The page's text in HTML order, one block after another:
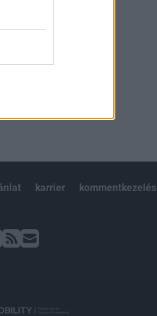
karrier kommentkezelés